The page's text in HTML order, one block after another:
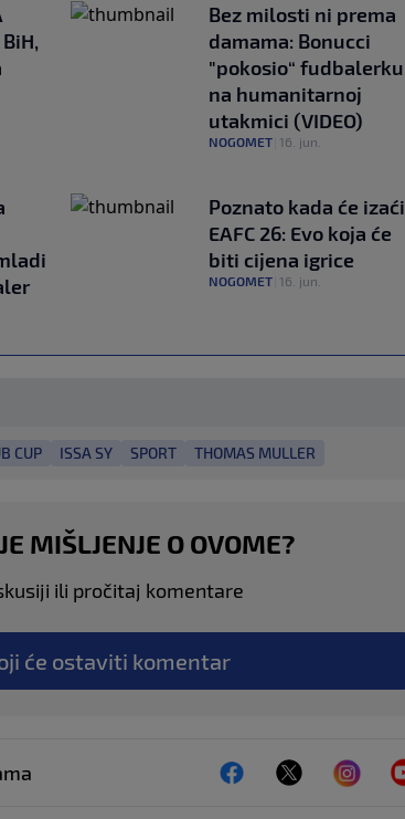
Bez milosti ni prema
damama: Bonucci
"pokosio“ fudbalerku
na humanitarnoj
utakmici (VIDEO)
NOGOMET 16. jun.
Poznato kada će izaći
EAFC 26: Evo koja će
biti cijena igrice
NOGOMET 16. jun.
CUP ISSA SY SPORT THOMAS MULLER
MIŠLJENJE O OVOME?
ili pročitaj komentare
će ostaviti komentar